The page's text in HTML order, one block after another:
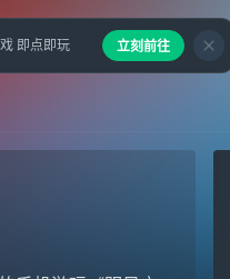
即点即玩 立刻前往